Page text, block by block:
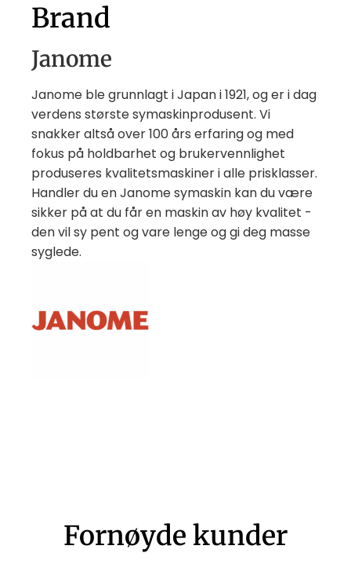
Brand
Janome
Janome ble grunnlagt i Japan i 1921, og er i dag
verdens største symaskinprodusent. Vi
snakker altså over 100 års erfaring og med
fokus på holdbarhet og brukervennlighet
produseres kvalitetsmaskiner i alle prisklasser.
Handler du en Janome symaskin kan du være
sikker på at du får en maskin av høy kvalitet -
den vil sy pent og vare lenge og gi deg masse
syglede.
Fornøyde kunder